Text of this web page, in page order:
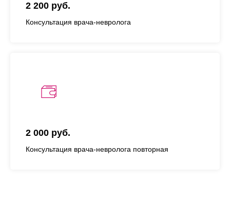
2 200 руб.
Консультация врача-невролога
2 000 руб.
Консультация врача-невролога повторная